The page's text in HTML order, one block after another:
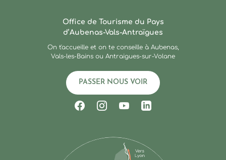
Office de Tourisme du Pays
d’Aubenas-Vals-Antraïgues
On t'accueille et on te conseille à Aubenas,
Vals-les-Bains ou Antraigues-sur-Volane
PASSER NOUS VOIR
Suivez-nous sur Facebook
Suivez-nous sur Instagram
Suivez-nous sur
Suivez-nous sur